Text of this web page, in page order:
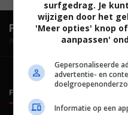
FilmTotaal.Hét online
hosted by
FILMTOTAAL
surfgedrag. Je
wijzigen door het
'Meer opties' knop
aanpassen'
Gepersonaliseerde
advertentie- en
Informatie op een